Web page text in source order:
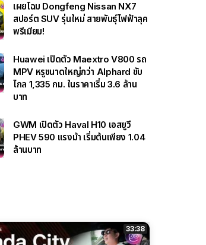
เผยโฉม Dongfeng Nissan NX7
สปอร์ต SUV รุ่นใหม่ สายพันธุ์ไฟฟ้าลุค
พรีเมียม!
Huawei เปิดตัว Maextro V800 รถ
MPV หรูขนาดใหญ่กว่า Alphard ขับ
ไกล 1,335 กม. ในราคาเริ่ม 3.6 ล้าน
บาท
GWM เปิดตัว Haval H10 เอสยูวี
PHEV 590 แรงม้า เริ่มต้นเพียง 1.04
ล้านบาท
33:38